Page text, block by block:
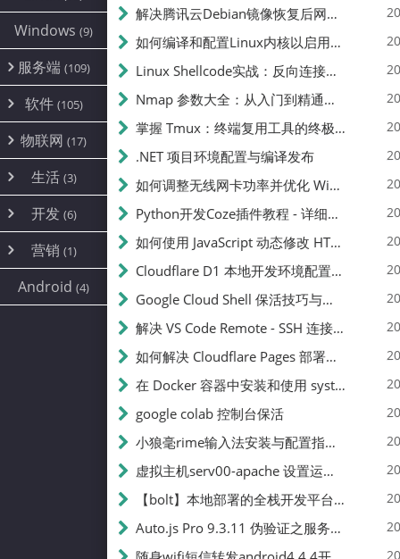
Alpine
CentOS(17)
Debian(24)
ProxmoxVE
Ubuntu(7)
Windows (9)
服务端 (109)
环境配置
DD重装(3)
加速优化(34)
面板(12)
容器
游戏 (7)
饥荒(7)
云服务商(4)
WEB源码(6)
建站(5)
软件 (105)
安全(12)
办公(4)
图片 (2)
文件
系统 (35)
AI(10)
物联网 (17)
路由器
随身wifi(1)
mobile(14)
刷机
magisk
生活 (3)
线报
sim卡(1)
开发 (6)
编译
JavaScript(2)
python(2)
营销 (1)
公关(1)
SEO(1)
Android (4)
解决腾讯云Debian镜像恢复后网络不通问题
如何编译和配置Linux内核以启用BBR2 | 内核编译教程
Linux Shellcode实战：反向连接、持久化、免杀技术详解（MSF,Cobalt Strike）- 从原理到C加载器实现
Nmap 参数大全：从入门到精通，掌握网络扫描的核心技巧
掌握 Tmux：终端复用工具的终极指南
.NET 项目环境配置与编译发布
如何调整无线网卡功率并优化 Wifite 的功率设置
Python开发Coze插件教程 - 详细步骤与注意事项
如何使用 JavaScript 动态修改 HTML 中的权限文本 | 前端开发教程
Cloudflare D1 本地开发环境配置指南 | CF Pages Local Development Guide
Google Cloud Shell 保活技巧与配额时间查看方法
解决 VS Code Remote - SSH 连接失败问题：从权限问题到成功启动
如何解决 Cloudflare Pages 部署中的 API Token 权限问题
在 Docker 容器中安装和使用 systemctl 的完整指南
google colab 控制台保活
小狼毫rime输入法安装与配置指南：从基础到高级自定义
虚拟主机serv00-apache 设置运行目录
【bolt】本地部署的全栈开发平台，支持本地及众多API，本地一键生成应用，部署教程
Auto.js Pro 9.3.11 伪验证之服务器接口 Nginx 版
📝
250
篇文章
✍️
231k
总字数
👥